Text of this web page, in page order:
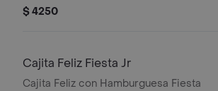
puré de manzana y bebida pequeña a
$ 4250
Cajita Feliz Fiesta Jr
Cajita Feliz con Hamburguesa Fiesta